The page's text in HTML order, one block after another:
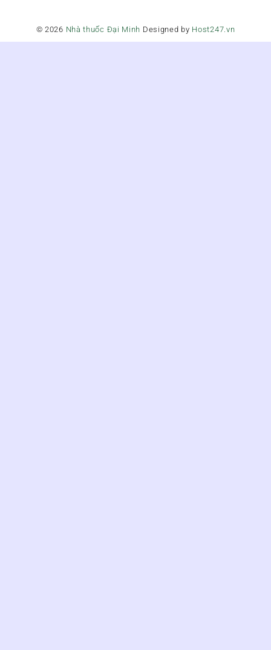
© 2026 Nhà thuốc Đại Minh Designed by Host247.vn